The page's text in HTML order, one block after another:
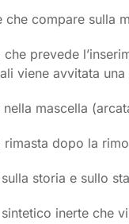
compare sulla
prevede
viene avvitata
mascella
rimasta dopo la
storia e sullo
inerte che